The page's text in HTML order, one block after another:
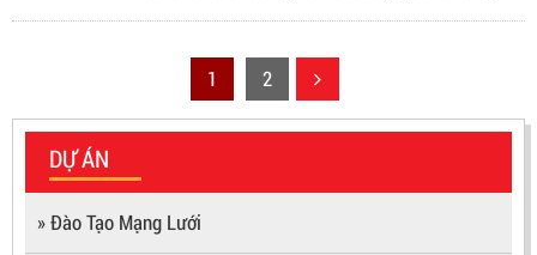
ban Khuyết Tật Caritas TGP đã trao 44 phần quà cho các
1 2
DỰ ÁN
» Đào Tạo Mạng Lưới